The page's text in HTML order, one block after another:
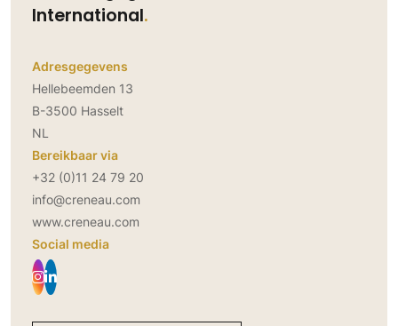
International
Adresgegevens
Hellebeemden 13
B-3500 Hasselt
NL
Bereikbaar via
+32 (0)11 24 79 20
info@creneau.com
www.creneau.com
Social media